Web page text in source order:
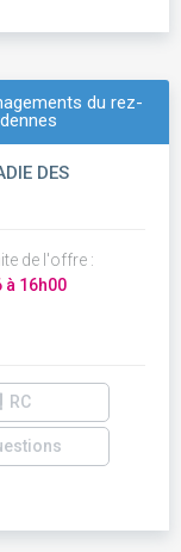
du rez-
DES
de l'offre :
à 16h00
RC